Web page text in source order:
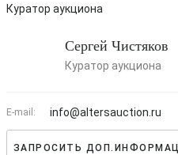
Куратор аукциона
Сергей Чистяков
Куратор аукциона
E-mail: info@altersauction.ru
ЗАПРОСИТЬ